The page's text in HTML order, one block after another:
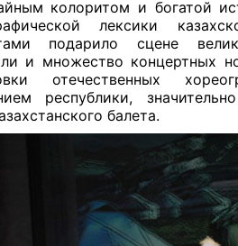
колоритом и богатой
лексики
подарило сцене
и множество концертных
отечественных
республики,
балета.